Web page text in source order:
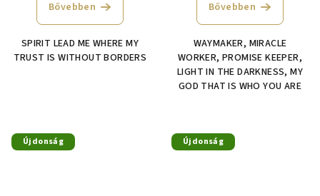
Bővebben
SPIRIT LEAD ME WHERE MY
TRUST IS WITHOUT BORDERS
átlagos
értékelése
ből
4,3
csillag.
Bővebben
WAYMAKER, MIRACLE
WORKER, PROMISE KEEPER,
LIGHT IN THE DARKNESS, MY
GOD THAT IS WHO YOU ARE
Újdonság Újdonság